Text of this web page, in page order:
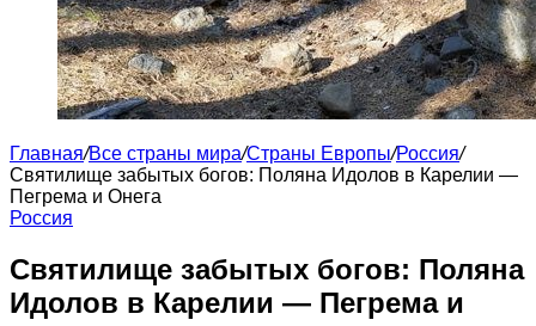
Главная/Все страны мира/Страны Европы/Россия/
Святилище забытых богов: Поляна Идолов в Карелии —
Пегрема и Онега
Россия
Святилище забытых богов: Поляна
Идолов в Карелии — Пегрема и